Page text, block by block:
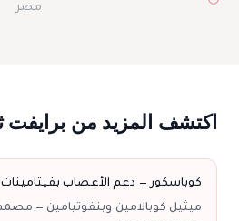
مصر
اكتشف المزيد من برايفت
كوباسكور — دعم الأعصاب
ميثيل كوبالامين وبنفوتيامين —